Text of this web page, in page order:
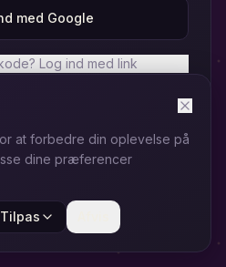
med Google
Log ind med link
Opret ny profil her.
at forbedre din oplevelse på
dine præferencer
Tilpas